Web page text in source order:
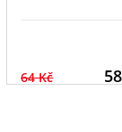
64 Kč 58